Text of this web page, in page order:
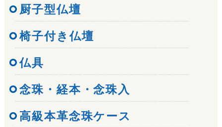
厨子型仏壇
椅子付き仏壇
仏具
念珠・経本・念珠入
高級本革念珠ケース